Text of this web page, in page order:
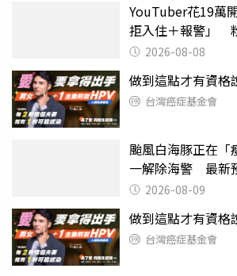
YouTuber花19萬
拒入住＋報警」
2026-08-08
做到這點才有資格
台灣癌症基金會
颱風白海豚正在「
一解除海警 最新
2026-08-09
做到這點才有資格
台灣癌症基金會